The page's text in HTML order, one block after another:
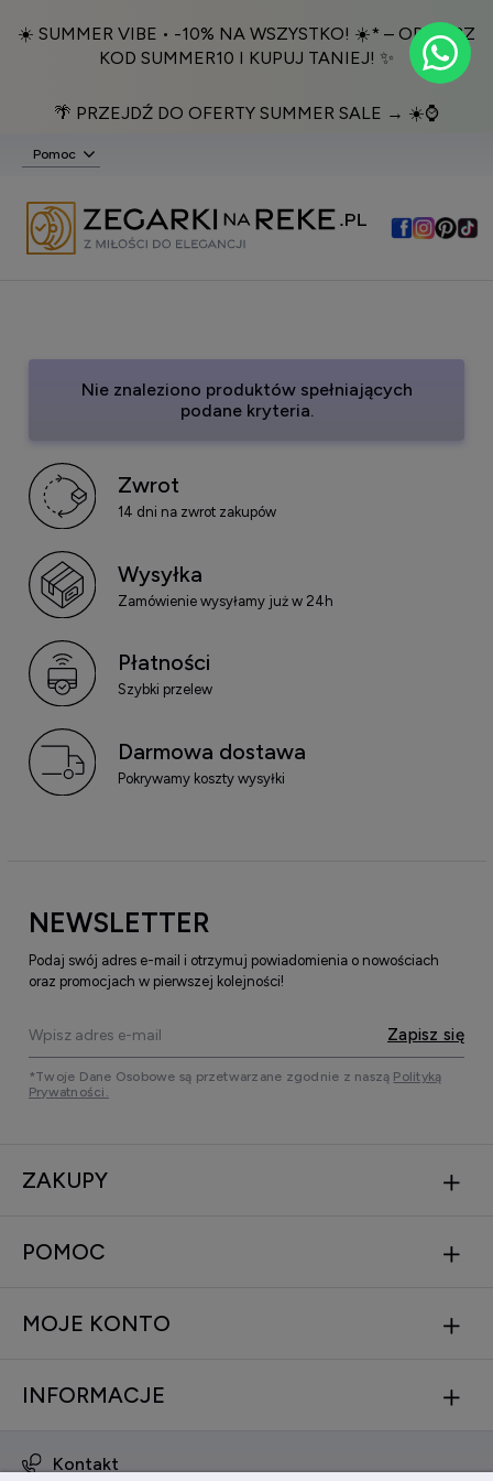
☀️ SUMMER VIBE • -10% NA WSZYSTKO! ☀️* – ODBIERZ
KOD SUMMER10 I KUPUJ TANIEJ! ✨
🌴 PRZEJDŹ DO OFERTY SUMMER SALE → ☀️⌚️
Pomoc
Nie znaleziono produktów spełniających
podane kryteria.
Zwrot
14 dni na zwrot zakupów
Wysyłka
Zamówienie wysyłamy już w 24h
Płatności
Szybki przelew
Darmowa dostawa
Pokrywamy koszty wysyłki
NEWSLETTER
Podaj swój adres e-mail i otrzymuj powiadomienia o nowościach
oraz promocjach w pierwszej kolejności!
Zapisz się
*Twoje Dane Osobowe są przetwarzane zgodnie z naszą Polityką
Prywatności.
ZAKUPY
POMOC
MOJE KONTO
INFORMACJE
Kontakt